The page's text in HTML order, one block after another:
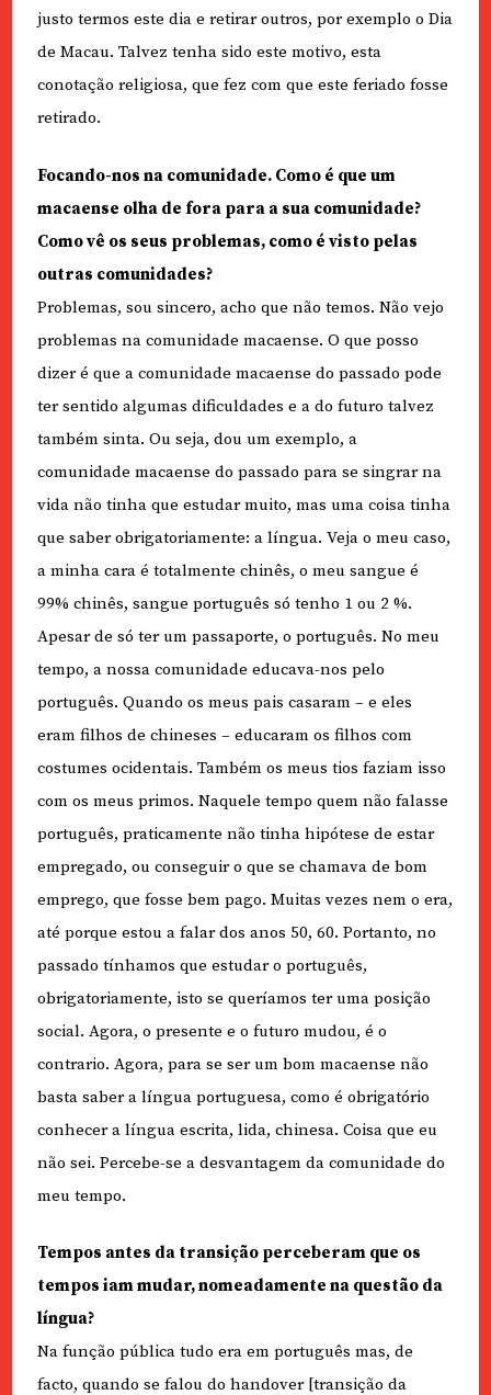
justo termos este dia e retirar outros, por exemplo o Dia
de Macau. Talvez tenha sido este motivo, esta
conotação religiosa, que fez com que este feriado fosse
retirado.
Focando-nos na comunidade. Como é que um
macaense olha de fora para a sua comunidade?
Como vê os seus problemas, como é visto pelas
outras comunidades?
Problemas, sou sincero, acho que não temos. Não vejo
problemas na comunidade macaense. O que posso
dizer é que a comunidade macaense do passado pode
ter sentido algumas dificuldades e a do futuro talvez
também sinta. Ou seja, dou um exemplo, a
comunidade macaense do passado para se singrar na
vida não tinha que estudar muito, mas uma coisa tinha
que saber obrigatoriamente: a língua. Veja o meu caso,
a minha cara é totalmente chinês, o meu sangue é
99% chinês, sangue português só tenho 1 ou 2 %.
Apesar de só ter um passaporte, o português. No meu
tempo, a nossa comunidade educava-nos pelo
português. Quando os meus pais casaram – e eles
eram filhos de chineses – educaram os filhos com
costumes ocidentais. Também os meus tios faziam isso
com os meus primos. Naquele tempo quem não falasse
português, praticamente não tinha hipótese de estar
empregado, ou conseguir o que se chamava de bom
emprego, que fosse bem pago. Muitas vezes nem o era,
até porque estou a falar dos anos 50, 60. Portanto, no
passado tínhamos que estudar o português,
obrigatoriamente, isto se queríamos ter uma posição
social. Agora, o presente e o futuro mudou, é o
contrario. Agora, para se ser um bom macaense não
basta saber a língua portuguesa, como é obrigatório
conhecer a língua escrita, lida, chinesa. Coisa que eu
não sei. Percebe-se a desvantagem da comunidade do
meu tempo.
Tempos antes da transição perceberam que os
tempos iam mudar, nomeadamente na questão da
língua?
Na função pública tudo era em português mas, de
facto, quando se falou do handover [transição da